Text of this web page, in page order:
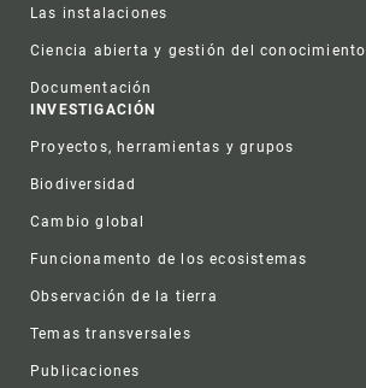
Las instalaciones
Ciencia abierta y gestión del conocimiento
Documentación
INVESTIGACIÓN
Proyectos, herramientas y grupos
Biodiversidad
Cambio global
Funcionamento de los ecosistemas
Observación de la tierra
Temas transversales
Publicaciones